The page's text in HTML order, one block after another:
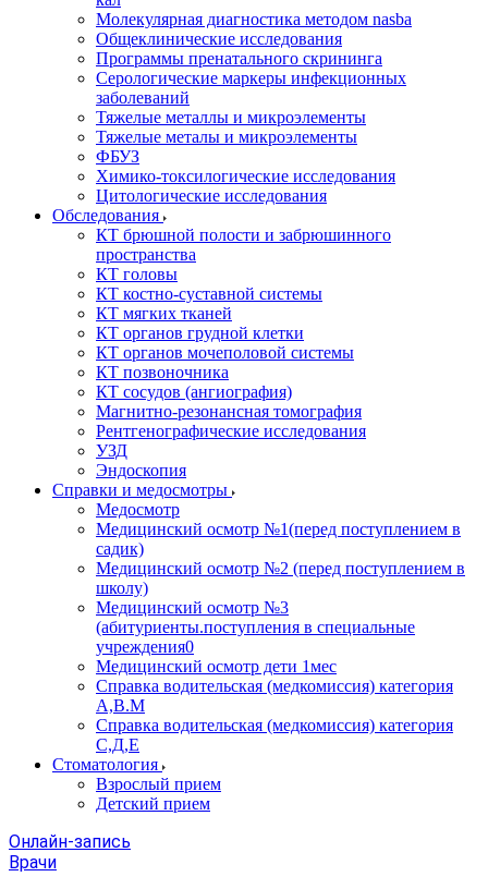
Молекулярная диагностика методом nasba
Общеклинические исследования
Программы пренатального скрининга
Серологические маркеры инфекционных
заболеваний
Тяжелые металлы и микроэлементы
Тяжелые металы и микроэлементы
ФБУЗ
Химико-токсилогические исследования
Цитологические исследования
Обследования
КТ брюшной полости и забрюшинного
пространства
КТ головы
КТ костно-суставной системы
КТ мягких тканей
КТ органов грудной клетки
КТ органов мочеполовой системы
КТ позвоночника
КТ сосудов (ангиография)
Магнитно-резонансная томография
Рентгенографические исследования
УЗД
Эндоскопия
Справки и медосмотры
Медосмотр
Медицинский осмотр №1(перед поступлением в
садик)
Медицинский осмотр №2 (перед поступлением в
школу)
Медицинский осмотр №3
(абитуриенты.поступления в специальные
учреждения0
Медицинский осмотр дети 1мес
Справка водительская (медкомиссия) категория
А,В.М
Справка водительская (медкомиссия) категория
С,Д,Е
Стоматология
Взрослый прием
Детский прием
Онлайн-запись
Врачи